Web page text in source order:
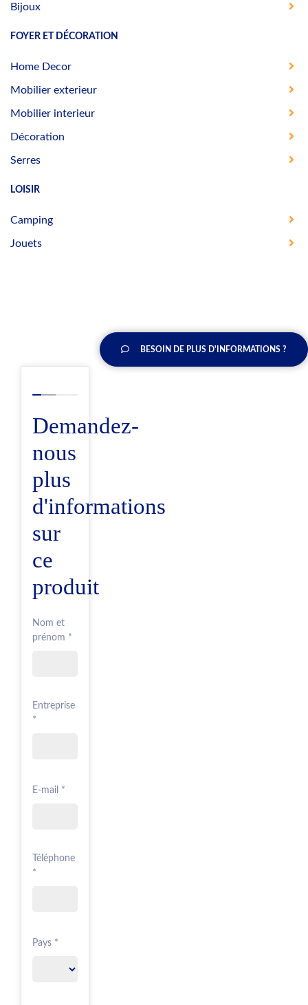
Bijoux
FOYER ET DÉCORATION
Home Decor
Mobilier exterieur
Mobilier interieur
Décoration
Serres
LOISIR
Camping
Jouets
BESOIN DE PLUS D'INFORMATIONS ?
Demandez-
nous
plus
d'informations
sur
ce
produit
Nom et
prénom *
Entreprise
*
E-mail *
Téléphone
*
Pays *